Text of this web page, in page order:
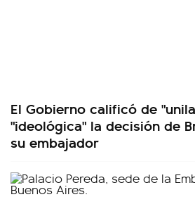
El Gobierno calificó de
"ideológica" la decisión de
su embajador